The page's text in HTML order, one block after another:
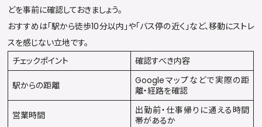
どを事前に確認しておきましょう。
おすすめは「駅から徒歩10分以内」や「バス停の近く」など、移動にストレ
スを感じない立地です。
チェックポイント
確認すべき内容
駅からの距離
Googleマップなどで実際の距
離・経路を確認
営業時間
出勤前・仕事帰りに通える時間
帯があるか